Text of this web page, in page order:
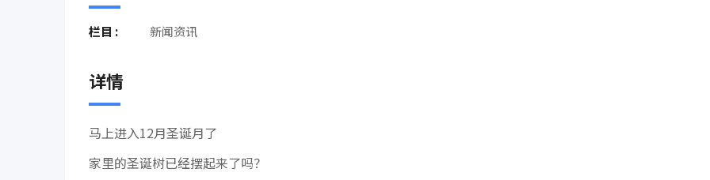
栏目 : 新闻资讯
详情
马上进入12月圣诞月了
家里的圣诞树已经摆起来了吗？